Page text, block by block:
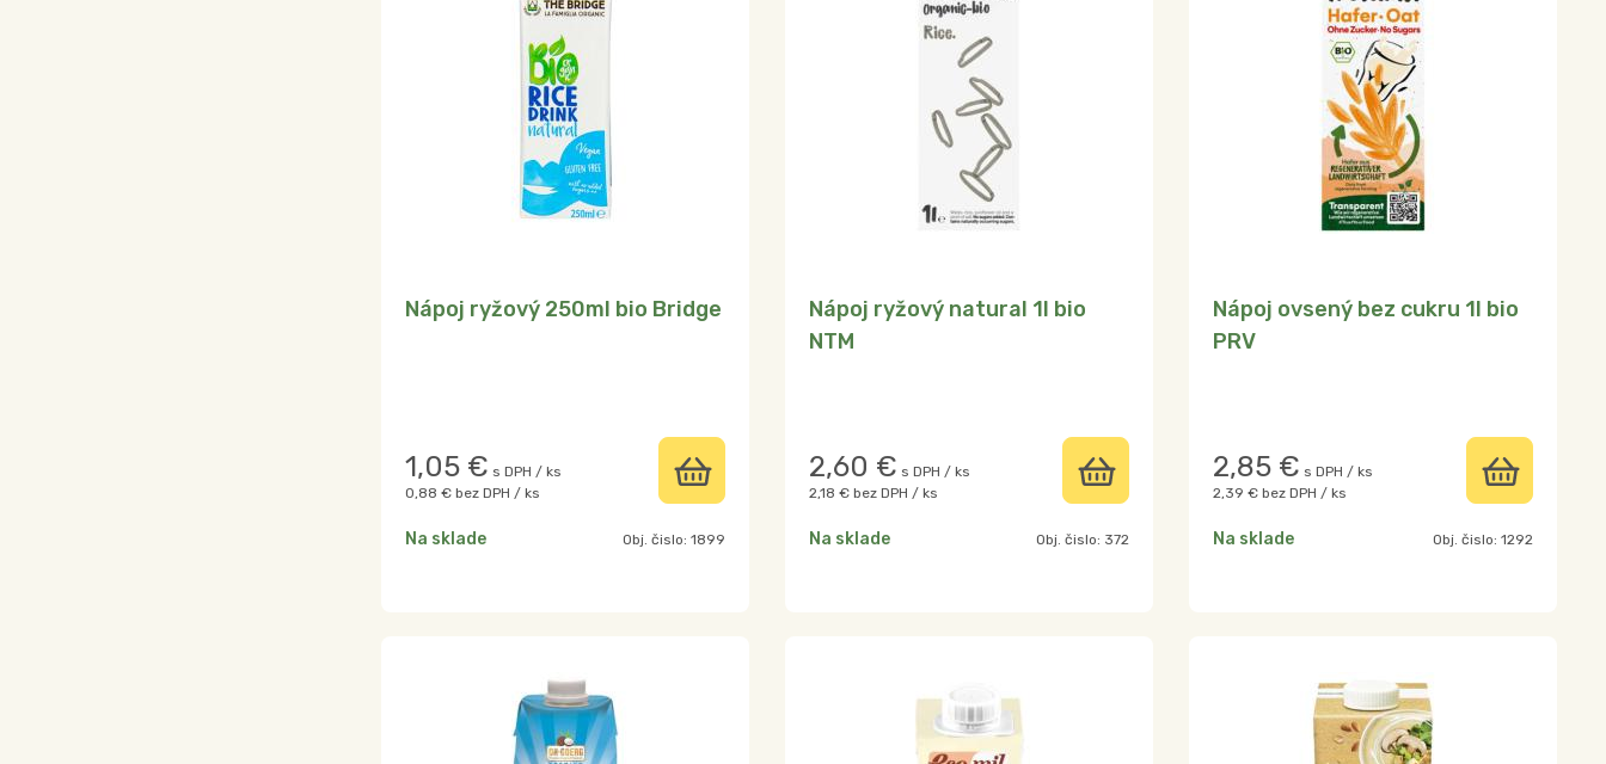
Nápoj ryžový 250ml bio Bridge
1,05 € s DPH / ks
0,88 € bez DPH / ks
Na sklade Obj. čislo: 1899
Nápoj ryžový natural 1l bio
NTM
2,60 € s DPH / ks
2,18 € bez DPH / ks
Na sklade Obj. čislo: 372
Nápoj ovsený bez cukru 1l bio
PRV
2,85 € s DPH / ks
2,39 € bez DPH / ks
Na sklade Obj. čislo: 1292